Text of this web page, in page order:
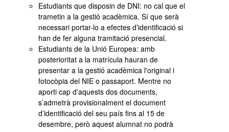
Estudiants que disposin de DNI: no cal que el
trametin a la gestió acadèmica. Sí que serà
necessari portar-lo a efectes d’identificació si
han de fer alguna tramitació presencial.
Estudiants de la Unió Europea: amb
posterioritat a la matrícula hauran de
presentar a la gestió acadèmica l'original i
fotocòpia del NIE o passaport. Mentre no
aporti cap d'aquests dos documents,
s’admetrà provisionalment el document
d’identificació del seu país fins al 15 de
desembre, però aquest alumnat no podrà